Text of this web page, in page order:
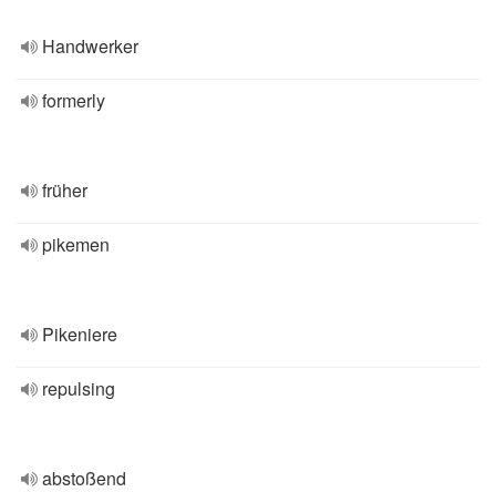
Handwerker
formerly
früher
pikemen
Pikeniere
repulsing
abstoßend